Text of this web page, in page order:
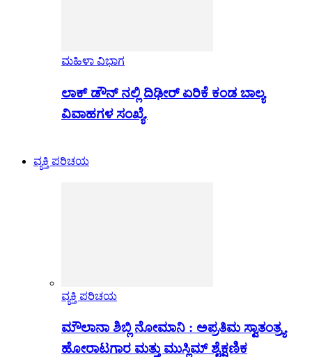
ಮಹಿಳಾ ವಿಭಾಗ
ಲಾಕ್ ಡೌನ್ ನಲ್ಲಿ ದಿಢೀರ್ ಏರಿಕೆ ಕಂಡ ಬಾಲ್ಯ
ವಿವಾಹಗಳ ಸಂಖ್ಯೆ.
ವ್ಯಕ್ತಿ ಪರಿಚಯ
ವ್ಯಕ್ತಿ ಪರಿಚಯ
ಮೌಲಾನಾ ಶಿಬ್ಲಿ ನೋಮಾನಿ : ಅಪ್ರತಿಮ ಸ್ವಾತಂತ್ರ್ಯ
ಹೋರಾಟಗಾರ ಮತ್ತು ಮುಸ್ಲಿಮ್ ಶೈಕ್ಷಣಿಕ